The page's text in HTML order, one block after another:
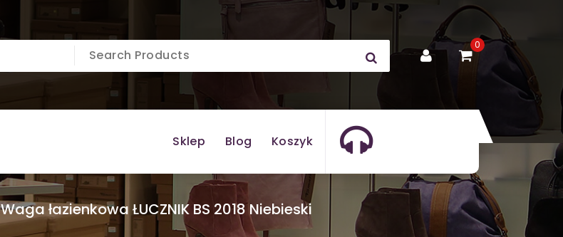
0
Sklep Blog Koszyk
Waga łazienkowa ŁUCZNIK BS 2018 Niebieski